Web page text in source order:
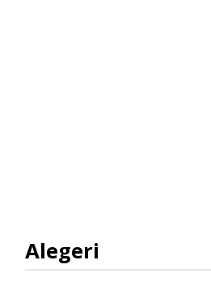
Alegeri